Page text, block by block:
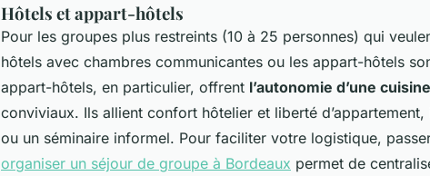
Hôtels et appart-hôtels
Pour les groupes plus restreints (10 à 25 personnes) qui
hôtels avec chambres communicantes ou les appart-hôtels
appart-hôtels, en particulier, offrent l’autonomie d’une cuisine
conviviaux. Ils allient confort hôtelier et liberté
ou un séminaire informel. Pour faciliter votre logistique,
organiser un séjour de groupe à Bordeaux permet de